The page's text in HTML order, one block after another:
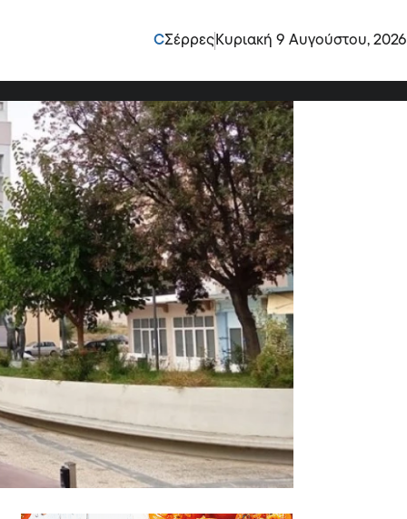
CΣέρρες Κυριακή 9 Αυγούστου, 2026
28/12/2022